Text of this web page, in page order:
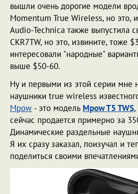
вышли очень дорогие модели
Momentum True Wireless, но это,
Audio-Technica также выпустила
CKR7TW, но это, извините, тоже
интересовали "народные"
выше $50-60.
Ну и первыми из этой серии мне
наушники true wireless
Mpow - это модель Mpow T5 TWS
сейчас продается примерно за
Динамические раздельные
Я их сразу заказал, поизучал и
поделиться своими